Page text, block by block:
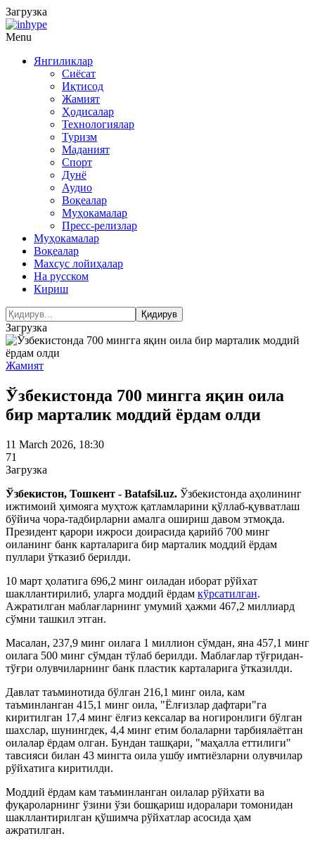
Загрузка
Menu
Янгиликлар
Сиёсат
Иқтисод
Жамият
Ҳодисалар
Технологиялар
Туризм
Маданият
Спорт
Дунё
Аудио
Воқеалар
Муҳокамалар
Пресс-релизлар
Муҳокамалар
Воқеалар
Махсус лойиҳалар
На русском
Кириш
Загрузка
Жамият
Ўзбекистонда 700 мингга яқин оила
бир марталик моддий ёрдам олди
11 March 2026, 18:30
71
Загрузка
Ўзбекистон, Тошкент - Batafsil.uz. Ўзбекистонда аҳолининг
ижтимоий ҳимояга муҳтож қатламларини қўллаб-қувватлаш
бўйича чора-тадбирларни амалга ошириш давом этмоқда.
Президент қарори ижроси доирасида қарийб 700 минг
оиланинг банк карталарига бир марталик моддий ёрдам
пуллари ўтказиб берилди.
10 март ҳолатига 696,2 минг оиладан иборат рўйхат
шакллантирилиб, уларга моддий ёрдам кўрсатилган.
Ажратилган маблағларнинг умумий ҳажми 467,2 миллиард
сўмни ташкил этган.
Масалан, 237,9 минг оилага 1 миллион сўмдан, яна 457,1 минг
оилага 500 минг сўмдан тўлаб берилди. Маблағлар тўғридан-
тўғри олувчиларнинг банк пластик карталарига ўтказилди.
Давлат таъминотида бўлган 216,1 минг оила, кам
таъминланган 415,1 минг оила, "Ёлғизлар дафтари"га
киритилган 17,4 минг ёлғиз кексалар ва ногиронлиги бўлган
шахслар, шунингдек, 4,4 минг етим болаларни тарбиялаётган
оилалар ёрдам олган. Бундан ташқари, "маҳалла еттилиги"
тавсияси билан 43 мингта оила ушбу имтиёзларни олувчилар
рўйхатига киритилди.
Моддий ёрдам кам таъминланган оилалар рўйхати ва
фуқароларнинг ўзини ўзи бошқариш идоралари томонидан
шакллантирилган қўшимча рўйхатлар асосида ҳам
ажратилган.